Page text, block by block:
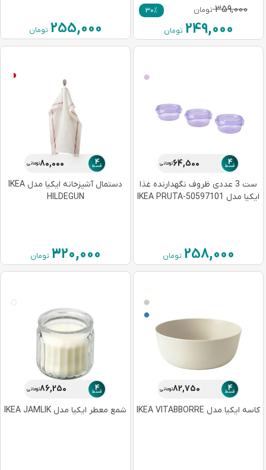
30%
249,000 تومان
359,000 تومان
255,000 تومان
4
قسط 64,500تومانی
ست 3 عددی ظروف نگهدارنده غذا
ایکیا مدل 50597101-IKEA PRUTA
258,000 تومان
4
قسط 80,000تومانی
دستمال آشپزخانه ایکیا مدل IKEA
HILDEGUN
320,000 تومان
4
قسط 82,750تومانی
کاسه ایکیا مدل IKEA VITABBORRE
4
قسط 86,250تومانی
شمع معطر ایکیا مدل IKEA JAMLIK